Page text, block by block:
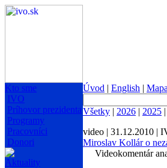
Kto sme
IVO
Príhovor prezidenta
Programy
Pracovníci
Donori
Aktuality
Úvod | English |
Všetky | 2026 | 2025 |
video | 31.12.2010 |
Miroslav Kollár o
Videokomentár